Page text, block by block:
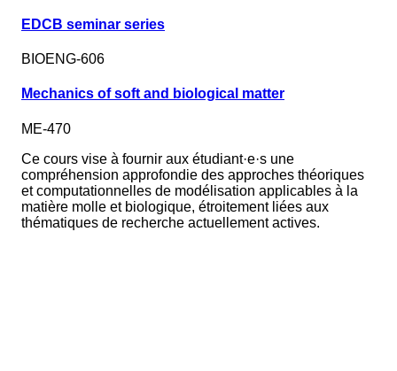
EDCB seminar series
BIOENG-606
Mechanics of soft and biological matter
ME-470
Ce cours vise à fournir aux étudiant·e·s une
compréhension approfondie des approches théoriques
et computationnelles de modélisation applicables à la
matière molle et biologique, étroitement liées aux
thématiques de recherche actuellement actives.